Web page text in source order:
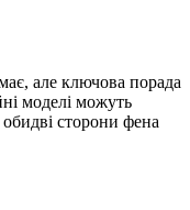
але ключова порада
моделі можуть
сторони фена